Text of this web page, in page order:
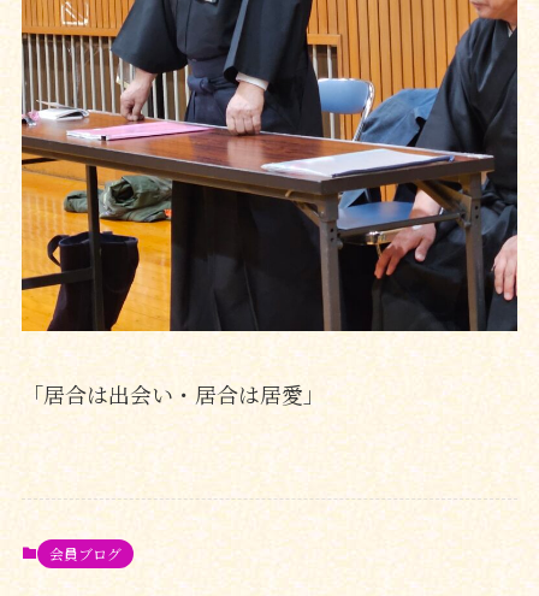
「居合は出会い・居合は居愛」
会員ブログ